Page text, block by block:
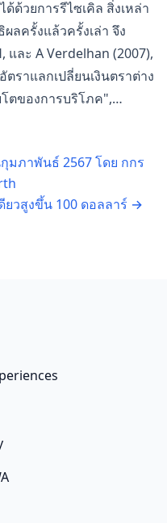
ด้วยการรีไซเคิล สิ่งเหล่า
ลครั้งแล้วครั้งเล่า จึง
และ A Verdelhan (2007),
ราแลกเปลี่ยนเงินตราต่าง
โตของการบริโภค",…
มภาพันธ์ 2567 โดย กกร
ยวสูงขึ้น 100 ดอลลาร์ →